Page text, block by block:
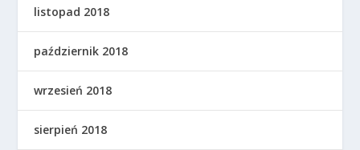
listopad 2018
październik 2018
wrzesień 2018
sierpień 2018